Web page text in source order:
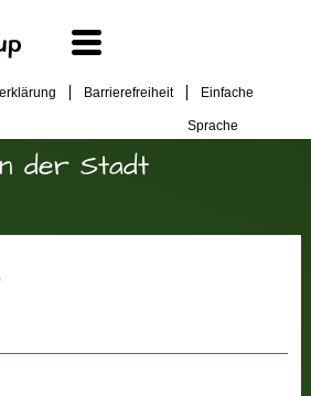
Barrierefreiheit Einfache
Sprache
der Stadt